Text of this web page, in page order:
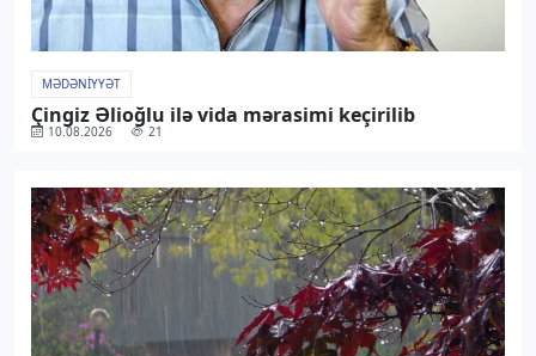
MƏDƏNIYYƏT
Çingiz Əlioğlu ilə vida mərasimi keçirilib
10.08.2026 21